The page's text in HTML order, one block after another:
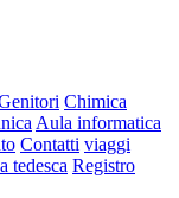
Chimica
Aula informatica
Contatti viaggi
tedesca Registro